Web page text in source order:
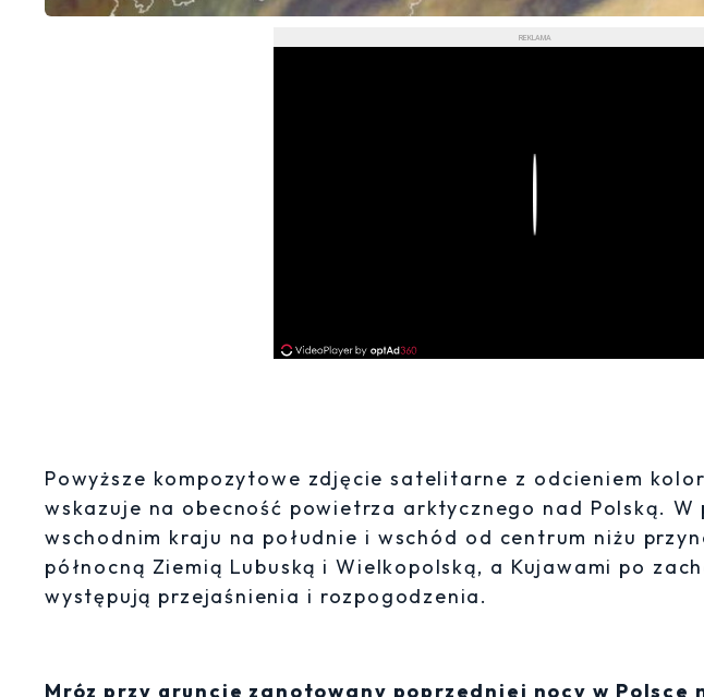
REKLAMA
Powyższe kompozytowe zdjęcie satelitarne z odcieniem
wskazuje na obecność powietrza arktycznego nad Polską. W
wschodnim kraju na południe i wschód od centrum niżu
północną Ziemią Lubuską i Wielkopolską, a Kujawami po
występują przejaśnienia i rozpogodzenia.
Mróz przy gruncie zanotowany poprzedniej nocy w Polsce